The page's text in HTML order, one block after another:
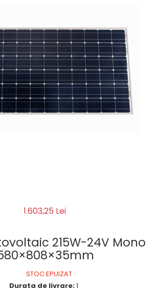
1.603,25 Lei
215W-24V Mono
STOC EPUIZAT
Durata de livrare:1